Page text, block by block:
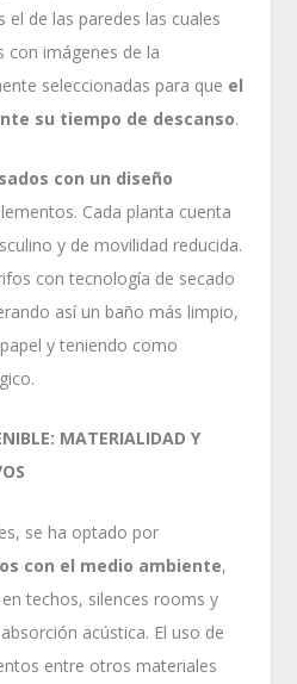
el de las paredes las cuales
con imágenes de la
seleccionadas para que el
su tiempo de descanso.
con un diseño
Cada planta cuenta
y de movilidad reducida.
con tecnología de secado
así un baño más limpio,
y teniendo como
MATERIALIDAD Y
se ha optado por
con el medio ambiente,
techos, silences rooms y
acústica. El uso de
entre otros materiales